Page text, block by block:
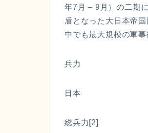
年7月 – 9月）の二期
盾となった大日本帝
中でも最大規模の軍事
兵力
日本
総兵力[2]